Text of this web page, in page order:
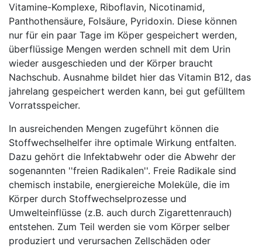
Vitamine-Komplexe, Riboflavin, Nicotinamid,
Panthothensäure, Folsäure, Pyridoxin. Diese können
nur für ein paar Tage im Köper gespeichert werden,
überflüssige Mengen werden schnell mit dem Urin
wieder ausgeschieden und der Körper braucht
Nachschub. Ausnahme bildet hier das Vitamin B12, das
jahrelang gespeichert werden kann, bei gut gefülltem
Vorratsspeicher.
In ausreichenden Mengen zugeführt können die
Stoffwechselhelfer ihre optimale Wirkung entfalten.
Dazu gehört die Infektabwehr oder die Abwehr der
sogenannten ''freien Radikalen''. Freie Radikale sind
chemisch instabile, energiereiche Moleküle, die im
Körper durch Stoffwechselprozesse und
Umwelteinflüsse (z.B. auch durch Zigarettenrauch)
entstehen. Zum Teil werden sie vom Körper selber
produziert und verursachen Zellschäden oder